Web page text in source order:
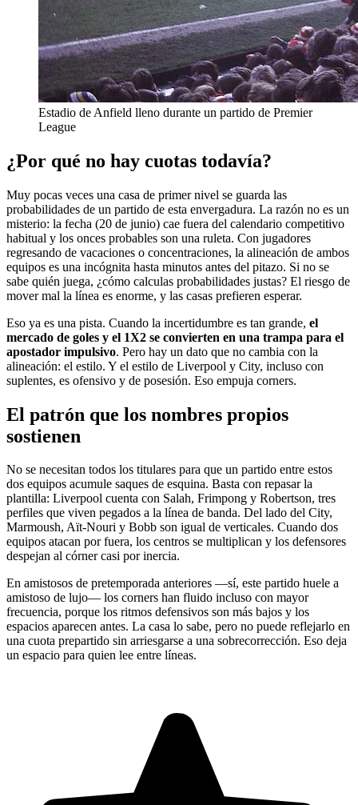
Estadio de Anfield lleno durante un partido de Premier
League
¿Por qué no hay cuotas todavía?
Muy pocas veces una casa de primer nivel se guarda las
probabilidades de un partido de esta envergadura. La razón no es un
misterio: la fecha (20 de junio) cae fuera del calendario competitivo
habitual y los onces probables son una ruleta. Con jugadores
regresando de vacaciones o concentraciones, la alineación de ambos
equipos es una incógnita hasta minutos antes del pitazo. Si no se
sabe quién juega, ¿cómo calculas probabilidades justas? El riesgo de
mover mal la línea es enorme, y las casas prefieren esperar.
Eso ya es una pista. Cuando la incertidumbre es tan grande, el
mercado de goles y el 1X2 se convierten en una trampa para el
apostador impulsivo. Pero hay un dato que no cambia con la
alineación: el estilo. Y el estilo de Liverpool y City, incluso con
suplentes, es ofensivo y de posesión. Eso empuja corners.
El patrón que los nombres propios
sostienen
No se necesitan todos los titulares para que un partido entre estos
dos equipos acumule saques de esquina. Basta con repasar la
plantilla: Liverpool cuenta con Salah, Frimpong y Robertson, tres
perfiles que viven pegados a la línea de banda. Del lado del City,
Marmoush, Aït-Nouri y Bobb son igual de verticales. Cuando dos
equipos atacan por fuera, los centros se multiplican y los defensores
despejan al córner casi por inercia.
En amistosos de pretemporada anteriores —sí, este partido huele a
amistoso de lujo— los corners han fluido incluso con mayor
frecuencia, porque los ritmos defensivos son más bajos y los
espacios aparecen antes. La casa lo sabe, pero no puede reflejarlo en
una cuota prepartido sin arriesgarse a una sobrecorrección. Eso deja
un espacio para quien lee entre líneas.